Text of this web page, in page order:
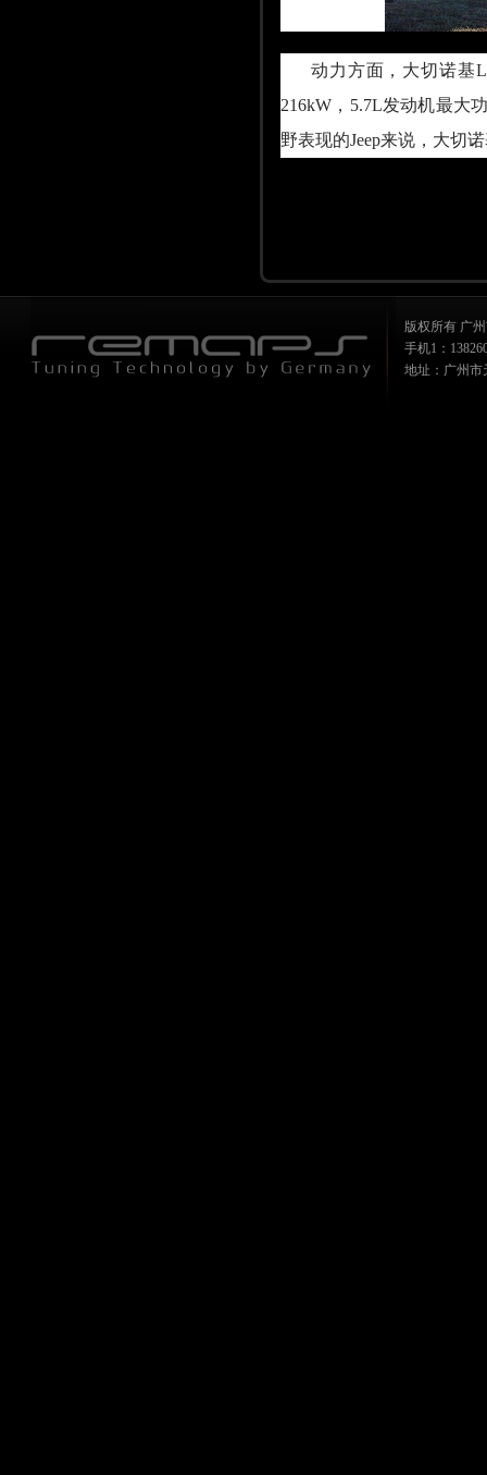
动力方面，大切诺基
216kW，5.7L发动机最大
野表现的Jeep来说，大切
版权所有 广
手机1：
地址：广州市